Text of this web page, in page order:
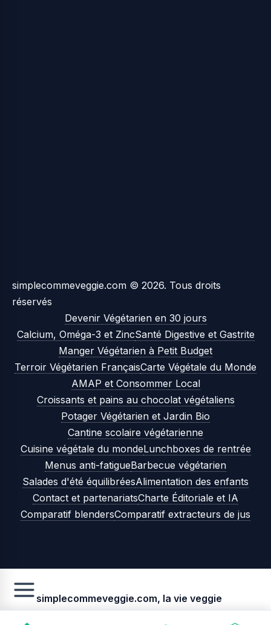
simplecommeveggie.com © 2026. Tous droits
réservés
Devenir Végétarien en 30 jours
Calcium, Oméga-3 et ZincSanté Digestive et Gastrite
Manger Végétarien à Petit Budget
Terroir Végétarien FrançaisCarte Végétale du Monde
AMAP et Consommer Local
Croissants et pains au chocolat végétaliens
Potager Végétarien et Jardin Bio
Cantine scolaire végétarienne
Cuisine végétale du mondeLunchboxes de rentrée
Menus anti-fatigueBarbecue végétarien
Salades d'été équilibréesAlimentation des enfants
Contact et partenariatsCharte Éditoriale et IA
Comparatif blendersComparatif extracteurs de jus
simplecommeveggie.com, la vie veggie